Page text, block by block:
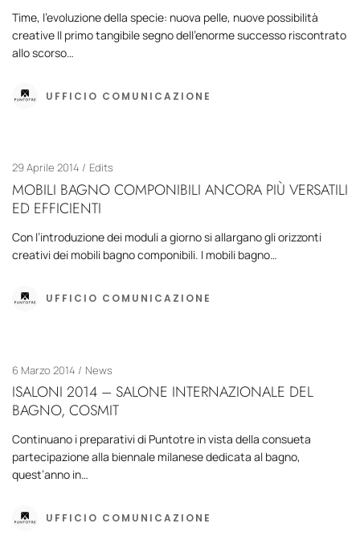
Time, l’evoluzione della specie: nuova pelle, nuove possibilità
creative Il primo tangibile segno dell’enorme successo riscontrato
allo scorso…
UFFICIO COMUNICAZIONE
29 Aprile 2014 Edits
MOBILI BAGNO COMPONIBILI ANCORA PIÙ VERSATILI
ED EFFICIENTI
Con l’introduzione dei moduli a giorno si allargano gli orizzonti
creativi dei mobili bagno componibili. I mobili bagno…
UFFICIO COMUNICAZIONE
6 Marzo 2014 News
ISALONI 2014 – SALONE INTERNAZIONALE DEL
BAGNO, COSMIT
Continuano i preparativi di Puntotre in vista della consueta
partecipazione alla biennale milanese dedicata al bagno,
quest’anno in…
UFFICIO COMUNICAZIONE